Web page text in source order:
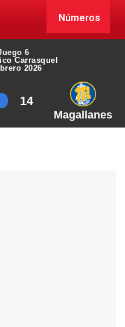
Números
6
Carrasquel
2026
14
Magallanes